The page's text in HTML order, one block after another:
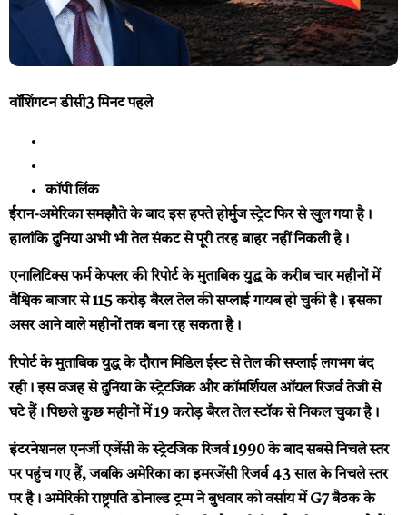
वॉशिंगटन डीसी3 मिनट पहले
कॉपी लिंक
ईरान-अमेरिका समझौते के बाद इस हफ्ते होर्मुज स्ट्रेट फिर से खुल गया है।
हालांकि दुनिया अभी भी तेल संकट से पूरी तरह बाहर नहीं निकली है।
एनालिटिक्स फर्म केपलर की रिपोर्ट के मुताबिक युद्ध के करीब चार महीनों में
वैश्विक बाजार से 115 करोड़ बैरल तेल की सप्लाई गायब हो चुकी है। इसका
असर आने वाले महीनों तक बना रह सकता है।
रिपोर्ट के मुताबिक युद्ध के दौरान मिडिल ईस्ट से तेल की सप्लाई लगभग बंद
रही। इस वजह से दुनिया के स्ट्रेटजिक और कॉमर्शियल ऑयल रिजर्व तेजी से
घटे हैं। पिछले कुछ महीनों में 19 करोड़ बैरल तेल स्टॉक से निकल चुका है।
इंटरनेशनल एनर्जी एजेंसी के स्ट्रेटजिक रिजर्व 1990 के बाद सबसे निचले स्तर
पर पहुंच गए हैं, जबकि अमेरिका का इमरजेंसी रिजर्व 43 साल के निचले स्तर
पर है। अमेरिकी राष्ट्रपति डोनाल्ड ट्रम्प ने बुधवार को वर्साय में G7 बैठक के